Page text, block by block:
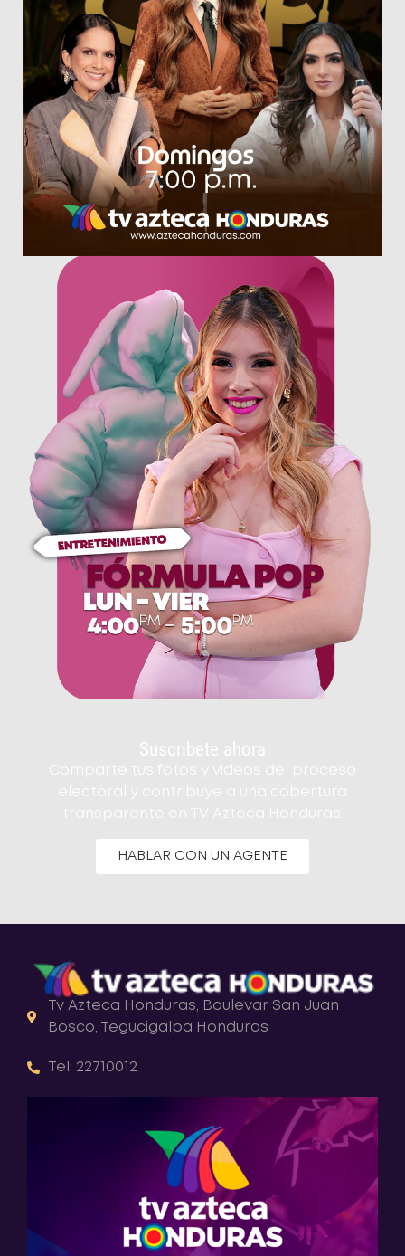
Suscribete ahora
Comparte tus fotos y videos del proceso
electoral y contribuye a una cobertura
transparente en TV Azteca Honduras.
HABLAR CON UN AGENTE
Tv Azteca Honduras, Boulevar San Juan
Bosco, Tegucigalpa Honduras
Tel: 22710012